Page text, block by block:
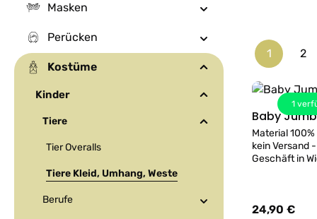
Masken
Perücken
Kostüme
Kinder
Tiere
Tier Overalls
Tiere Kleid, Umhang, Weste
Berufe
Seite
1 2
1
Baby
Material
kein Versand
Geschäft in
Regulärer Preis:
24,90 €